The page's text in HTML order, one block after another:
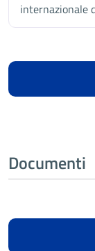
internazionale
Documenti